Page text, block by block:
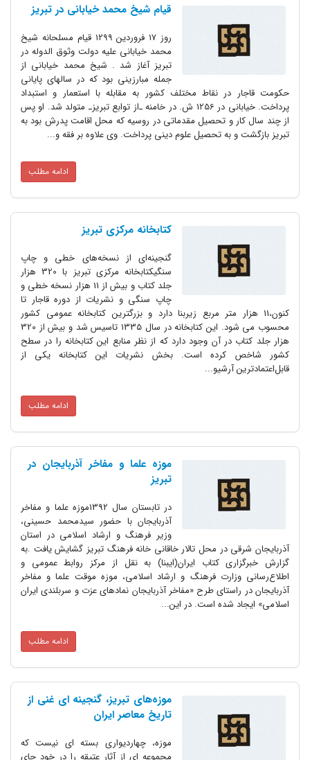
قیام شیخ محمد خیابانی در تبریز
روز ۱۷ فروردین ۱۲۹۹ قیام مسلحانه شیخ
محمد خیابانی علیه دولت وثوق الدوله در
تبریز آغاز شد . شیخ محمد خیابانی از
جمله مبارزینی بود که در سالهای پایانی
حکومت قاجار در نقاط مختلف کشور به مقابله با استعمار و استبداد
پرداخت. خیابانی در 1256 ش. در خامنه ـ‌از توابع تبریزـ متولد شد. او پس
از چند سال کار و تحصیل مقدماتی در روسیه که محل اقامت پدرش بود به
تبریز بازگشت و به تحصیل علوم دینی پرداخت. وی علاوه بر فقه و...
ادامه مطلب
کتابخانه مرکزی تبریز
گنجینه‌ای از نسخه‌های خطی و چاپ
سنگیکتابخانه مرکزی تبریز با 320 هزار
جلد کتاب و بیش از 11 هزار نسخه خطی و
چاپ سنگی و نشریات از دوره قاجار تا
کنون،11 هزار متر مربع زیربنا دارد و بزرگترین کتابخانه عمومی کشور
محسوب می شود. این کتابخانه در سال 1335 تاسیس شد و بیش از 320
هزار جلد کتاب در آن وجود دارد که از نظر منابع این کتابخانه را در سطح
کشور شاخص کرده است. بخش نشریات این کتابخانه یکی از
قابل‌اعتماد‌ترین آرشیو...
ادامه مطلب
موزه علما و مفاخر آذربایجان در
تبریز
در تابستان سال 1392موزه علما و مفاخر
آذربایجان با حضور سیدمحمد حسینی،
وزیر فرهنگ و ارشاد اسلامی در استان
آذربایجان شرقی در محل تالار خاقانی خانه فرهنگ تبریز گشایش یافت .به
گزارش خبرگزاری کتاب ایران(ایبنا) به نقل از مرکز روابط عمومی و
اطلاع‌رسانی وزارت فرهنگ و ارشاد اسلامی، موزه موقت علما و مفاخر
آذربایجان در راستای طرح «مفاخر آذربایجان نمادهای عزت و سربلندی ایران
اسلامی» ایجاد شده است. در این...
ادامه مطلب
موزه‌های تبریز، گنجینه ای غنی از
تاریخ معاصر ایران
موزه، چهاردیواری بسته ای نیست که
مجموعه ای از آثار عتیقه را در خود جای